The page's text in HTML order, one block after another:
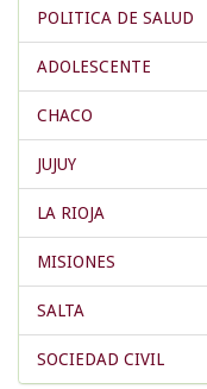
POLITICA DE SALUD
ADOLESCENTE
CHACO
JUJUY
LA RIOJA
MISIONES
SALTA
SOCIEDAD CIVIL